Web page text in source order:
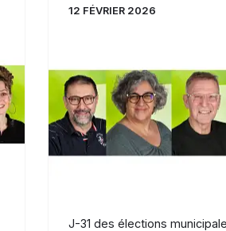
12 FÉVRIER 2026
J-31 des élections